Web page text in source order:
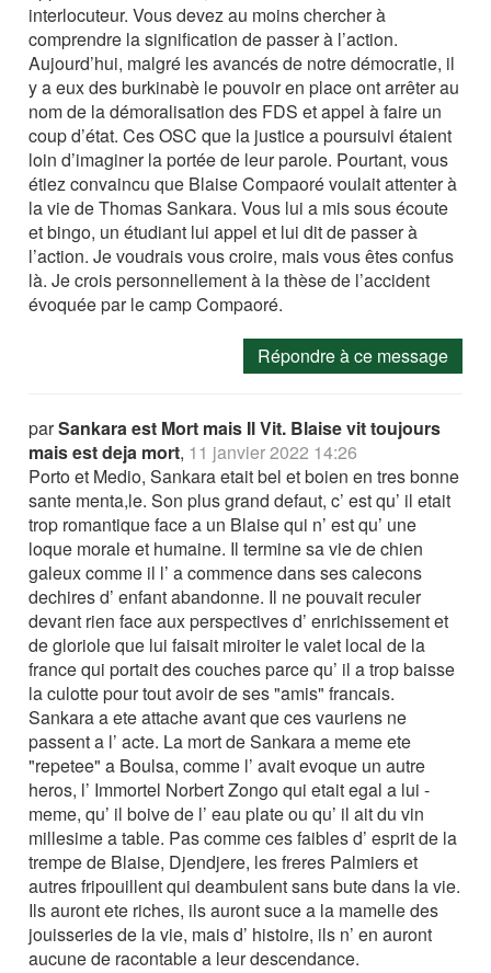
interlocuteur. Vous devez au moins chercher à
comprendre la signification de passer à l’action.
Aujourd’hui, malgré les avancés de notre démocratie, il
y a eux des burkinabè le pouvoir en place ont arrêter au
nom de la démoralisation des FDS et appel à faire un
coup d’état. Ces OSC que la justice a poursuivi étaient
loin d’imaginer la portée de leur parole. Pourtant, vous
étiez convaincu que Blaise Compaoré voulait attenter à
la vie de Thomas Sankara. Vous lui a mis sous écoute
et bingo, un étudiant lui appel et lui dit de passer à
l’action. Je voudrais vous croire, mais vous êtes confus
là. Je crois personnellement à la thèse de l’accident
évoquée par le camp Compaoré.
Répondre à ce message
parSankara est Mort mais Il Vit. Blaise vit toujours
mais est deja mort, 11 janvier 2022 14:26
Porto et Medio, Sankara etait bel et boien en tres bonne
sante menta,le. Son plus grand defaut, c’ est qu’ il etait
trop romantique face a un Blaise qui n’ est qu’ une
loque morale et humaine. Il termine sa vie de chien
galeux comme il l’ a commence dans ses calecons
dechires d’ enfant abandonne. Il ne pouvait reculer
devant rien face aux perspectives d’ enrichissement et
de gloriole que lui faisait miroiter le valet local de la
france qui portait des couches parce qu’ il a trop baisse
la culotte pour tout avoir de ses "amis" francais.
Sankara a ete attache avant que ces vauriens ne
passent a l’ acte. La mort de Sankara a meme ete
"repetee" a Boulsa, comme l’ avait evoque un autre
heros, l’ Immortel Norbert Zongo qui etait egal a lui -
meme, qu’ il boive de l’ eau plate ou qu’ il ait du vin
millesime a table. Pas comme ces faibles d’ esprit de la
trempe de Blaise, Djendjere, les freres Palmiers et
autres fripouillent qui deambulent sans bute dans la vie.
Ils auront ete riches, ils auront suce a la mamelle des
jouisseries de la vie, mais d’ histoire, ils n’ en auront
aucune de racontable a leur descendance.